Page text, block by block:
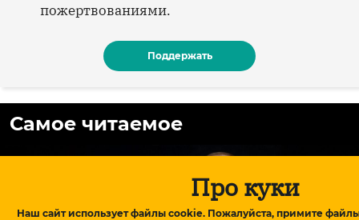
Про куки
Наш сайт использует файлы cookie. Пожалуйста, примите
пожертвованиями.
Поддержать
Самое читаемое